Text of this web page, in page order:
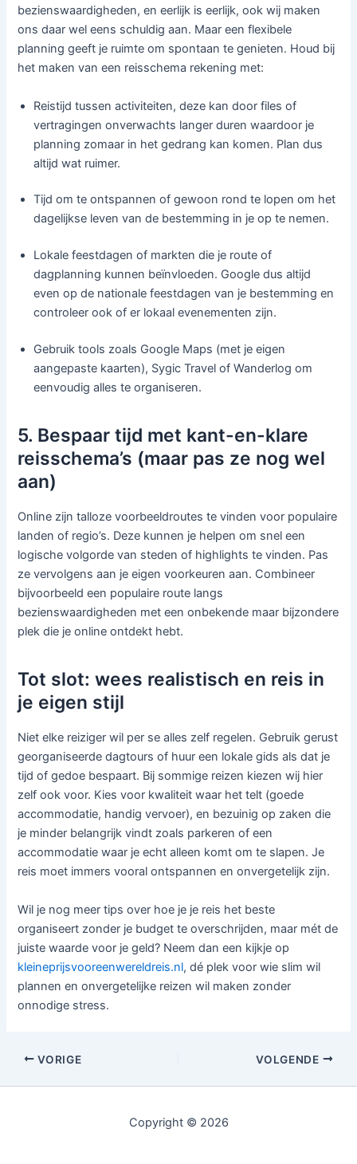
bezienswaardigheden, en eerlijk is eerlijk, ook wij maken
ons daar wel eens schuldig aan. Maar een flexibele
planning geeft je ruimte om spontaan te genieten. Houd bij
het maken van een reisschema rekening met:
Reistijd tussen activiteiten, deze kan door files of
vertragingen onverwachts langer duren waardoor je
planning zomaar in het gedrang kan komen. Plan dus
altijd wat ruimer.
Tijd om te ontspannen of gewoon rond te lopen om het
dagelijkse leven van de bestemming in je op te nemen.
Lokale feestdagen of markten die je route of
dagplanning kunnen beïnvloeden. Google dus altijd
even op de nationale feestdagen van je bestemming en
controleer ook of er lokaal evenementen zijn.
Gebruik tools zoals Google Maps (met je eigen
aangepaste kaarten), Sygic Travel of Wanderlog om
eenvoudig alles te organiseren.
5. Bespaar tijd met kant-en-klare
reisschema’s (maar pas ze nog wel
aan)
Online zijn talloze voorbeeldroutes te vinden voor populaire
landen of regio’s. Deze kunnen je helpen om snel een
logische volgorde van steden of highlights te vinden. Pas
ze vervolgens aan je eigen voorkeuren aan. Combineer
bijvoorbeeld een populaire route langs
bezienswaardigheden met een onbekende maar bijzondere
plek die je online ontdekt hebt.
Tot slot: wees realistisch en reis in
je eigen stijl
Niet elke reiziger wil per se alles zelf regelen. Gebruik gerust
georganiseerde dagtours of huur een lokale gids als dat je
tijd of gedoe bespaart. Bij sommige reizen kiezen wij hier
zelf ook voor. Kies voor kwaliteit waar het telt (goede
accommodatie, handig vervoer), en bezuinig op zaken die
je minder belangrijk vindt zoals parkeren of een
accommodatie waar je echt alleen komt om te slapen. Je
reis moet immers vooral ontspannen en onvergetelijk zijn.
Wil je nog meer tips over hoe je je reis het beste
organiseert zonder je budget te overschrijden, maar mét de
juiste waarde voor je geld? Neem dan een kijkje op
kleineprijsvooreenwereldreis.nl, dé plek voor wie slim wil
plannen en onvergetelijke reizen wil maken zonder
onnodige stress.
VORIGE VOLGENDE
Copyright © 2026